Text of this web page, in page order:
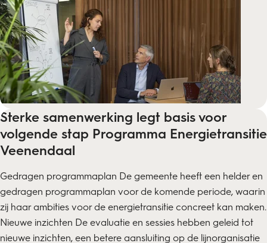
Sterke samenwerking legt basis voor
volgende stap Programma Energietransitie
Veenendaal
Gedragen programmaplan De gemeente heeft een helder en
gedragen programmaplan voor de komende periode, waarin
zij haar ambities voor de energietransitie concreet kan maken.
Nieuwe inzichten De evaluatie en sessies hebben geleid tot
nieuwe inzichten, een betere aansluiting op de lijnorganisatie